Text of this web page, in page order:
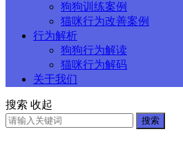
狗狗训练案例
猫咪行为改善案例
行为解析
狗狗行为解读
猫咪行为解码
关于我们
搜索 收起
搜索